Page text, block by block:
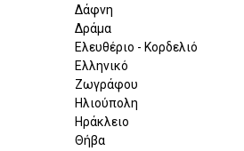
Δάφνη
Δράμα
Ελευθέριο - Κορδελιό
Ελληνικό
Ζωγράφου
Ηλιούπολη
Ηράκλειο
Θήβα